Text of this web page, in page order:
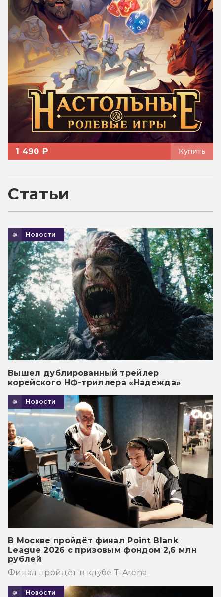
1 490 ₽ Купить
Статьи
Новости
Вышел дублированный трейлер
корейского НФ-триллера «Надежда»
Новости
В Москве пройдёт финал Point Blank
League 2026 с призовым фондом 2,6 млн
рублей
Финал пройдёт в клубе T-Arena.
Новости